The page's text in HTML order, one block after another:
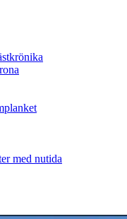
planket
med nutida